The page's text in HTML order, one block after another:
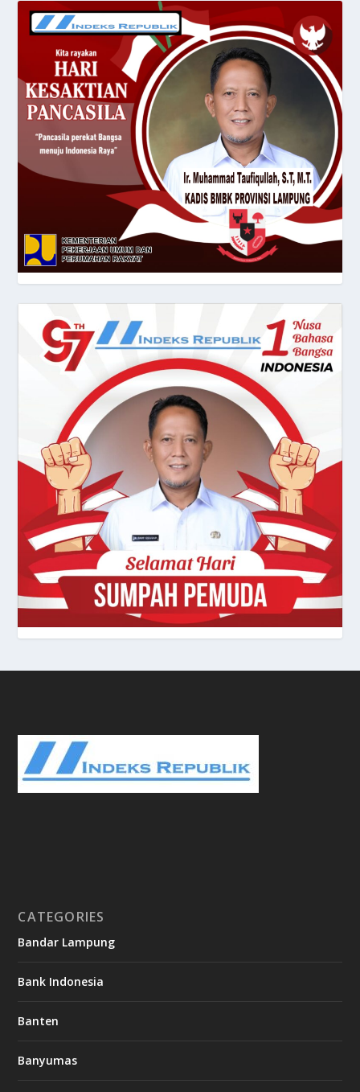
CATEGORIES
Bandar Lampung
Bank Indonesia
Banten
Banyumas